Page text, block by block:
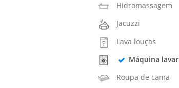
Hidromassagem
Jacuzzi
Lava louças
Máquina lavar
Roupa de cama